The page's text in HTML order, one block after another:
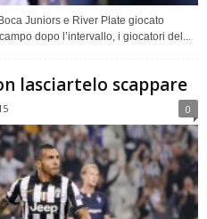
Juniors e River Plate giocato
dopo l’intervallo, i giocatori del...
lasciartelo scappare
0